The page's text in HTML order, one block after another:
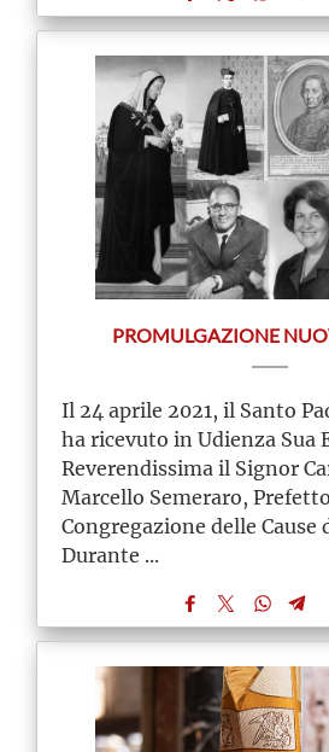
PROMULGAZIONE
Il 24 aprile 2021, il Santo
ha ricevuto in Udienza Sua
Reverendissima il Signor
Marcello Semeraro,
Congregazione delle Cause
Durante ...